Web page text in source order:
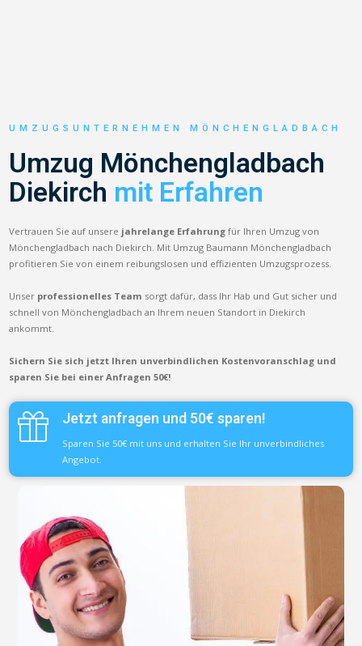
UMZUGSUNTERNEHMEN MÖNCHENGLADBACH
Umzug Mönchengladbach
Diekirch mit Erfahren
Vertrauen Sie auf unsere jahrelange Erfahrung für Ihren Umzug von
Mönchengladbach nach Diekirch. Mit Umzug Baumann Mönchengladbach
profitieren Sie von einem reibungslosen und effizienten Umzugsprozess.
Unser professionelles Team sorgt dafür, dass Ihr Hab und Gut sicher und
schnell von Mönchengladbach an Ihrem neuen Standort in Diekirch
ankommt.
Sichern Sie sich jetzt Ihren unverbindlichen Kostenvoranschlag und
sparen Sie bei einer Anfragen 50€!
Jetzt anfragen und 50€ sparen!
Sparen Sie 50€ mit uns und erhalten Sie Ihr unverbindliches
Angebot.